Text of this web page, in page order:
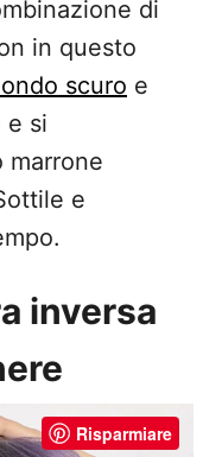
di
in questo
scuro e
e si
marrone
e
inversa
Risparmiare